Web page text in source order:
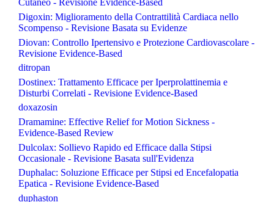
Cutaneo - Revisione Evidence-Based
Digoxin: Miglioramento della Contrattilità Cardiaca nello
Scompenso - Revisione Basata su Evidenze
Diovan: Controllo Ipertensivo e Protezione Cardiovascolare -
Revisione Evidence-Based
ditropan
Dostinex: Trattamento Efficace per Iperprolattinemia e
Disturbi Correlati - Revisione Evidence-Based
doxazosin
Dramamine: Effective Relief for Motion Sickness -
Evidence-Based Review
Dulcolax: Sollievo Rapido ed Efficace dalla Stipsi
Occasionale - Revisione Basata sull'Evidenza
Duphalac: Soluzione Efficace per Stipsi ed Encefalopatia
Epatica - Revisione Evidence-Based
duphaston